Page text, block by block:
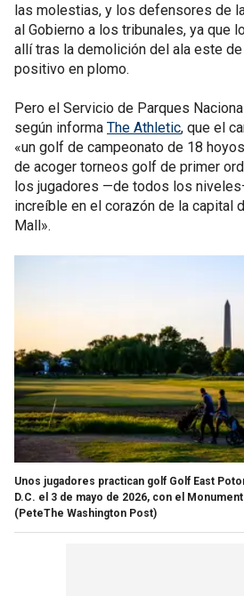
las molestias, y los defensores de
al Gobierno a los tribunales, ya que
allí tras la demolición del ala este
positivo en plomo.
Pero el Servicio de Parques
según informa The Athletic, que el
«un golf de campeonato de 18
de acoger torneos golf de primer
los jugadores —de todos los
increíble en el corazón de la capital
Mall».
Unos jugadores practican golf Golf East
D.C. el 3 de mayo de 2026, con el
(PeteThe Washington Post)